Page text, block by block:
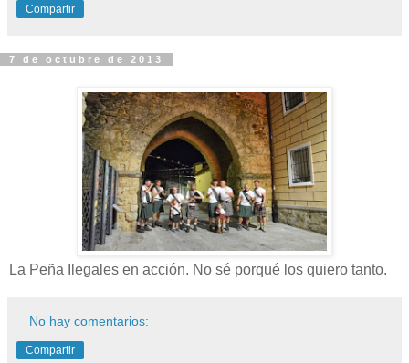
Compartir
7 de octubre de 2013
La Peña Ilegales en acción. No sé porqué los quiero tanto.
No hay comentarios:
Compartir